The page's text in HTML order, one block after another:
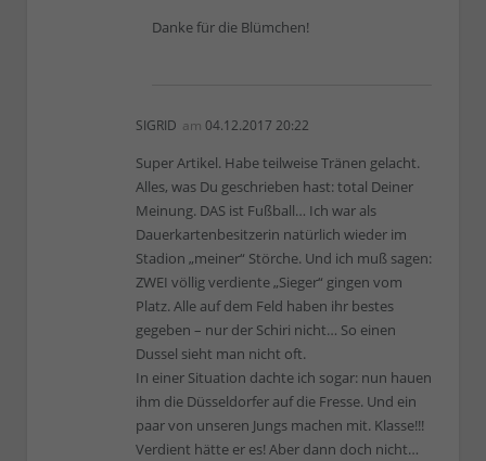
Danke für die Blümchen!
SIGRID am 04.12.2017 20:22
Super Artikel. Habe teilweise Tränen gelacht.
Alles, was Du geschrieben hast: total Deiner
Meinung. DAS ist Fußball… Ich war als
Dauerkartenbesitzerin natürlich wieder im
Stadion „meiner“ Störche. Und ich muß sagen:
ZWEI völlig verdiente „Sieger“ gingen vom
Platz. Alle auf dem Feld haben ihr bestes
gegeben – nur der Schiri nicht… So einen
Dussel sieht man nicht oft.
In einer Situation dachte ich sogar: nun hauen
ihm die Düsseldorfer auf die Fresse. Und ein
paar von unseren Jungs machen mit. Klasse!!!
Verdient hätte er es! Aber dann doch nicht…